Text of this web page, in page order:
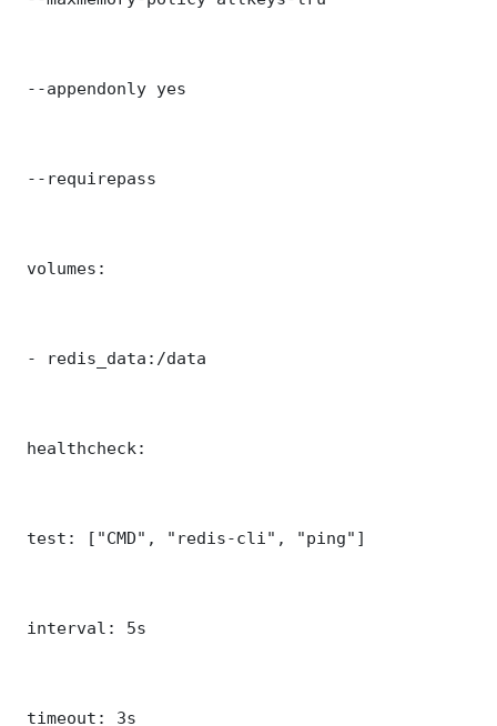
--appendonly yes
--requirepass
volumes:
- redis_data:/data
healthcheck:
test: ["CMD", "redis-cli", "ping"]
interval: 5s
timeout: 3s